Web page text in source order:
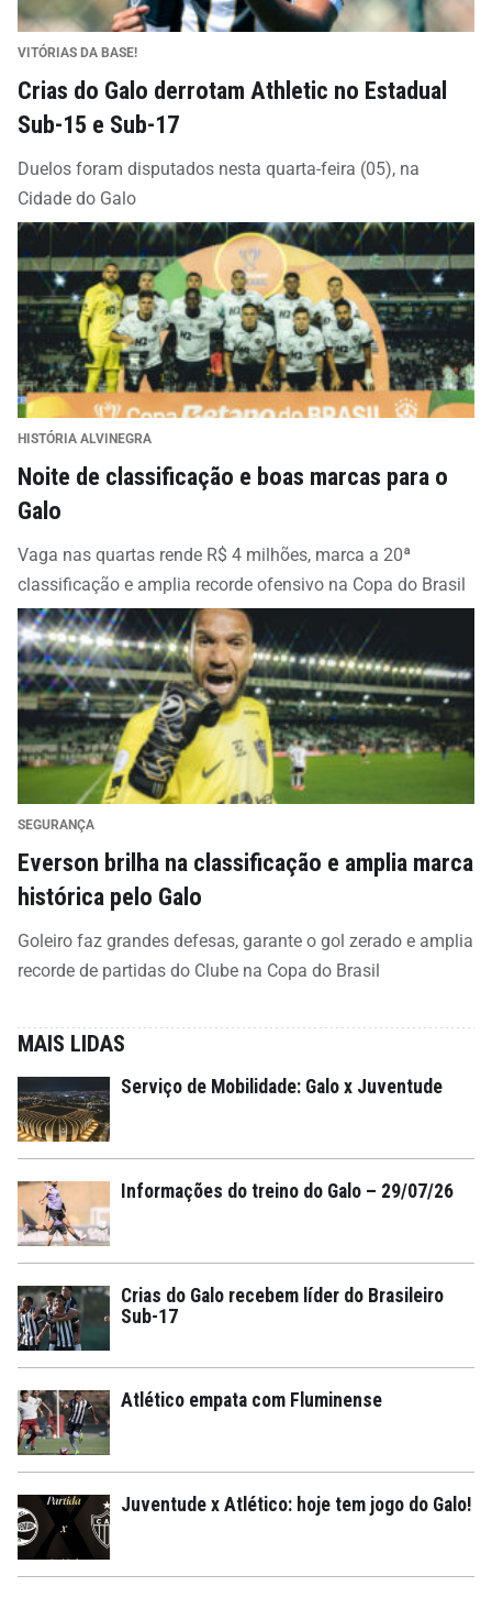
VITÓRIAS DA BASE!
Crias do Galo derrotam Athletic no Estadual
Sub-15 e Sub-17
Duelos foram disputados nesta quarta-feira (05), na
Cidade do Galo
HISTÓRIA ALVINEGRA
Noite de classificação e boas marcas para o
Galo
Vaga nas quartas rende R$ 4 milhões, marca a 20ª
classificação e amplia recorde ofensivo na Copa do Brasil
SEGURANÇA
Everson brilha na classificação e amplia marca
histórica pelo Galo
Goleiro faz grandes defesas, garante o gol zerado e amplia
recorde de partidas do Clube na Copa do Brasil
MAIS LIDAS
Serviço de Mobilidade: Galo x Juventude
Informações do treino do Galo – 29/07/26
Crias do Galo recebem líder do Brasileiro
Sub-17
Atlético empata com Fluminense
Juventude x Atlético: hoje tem jogo do Galo!